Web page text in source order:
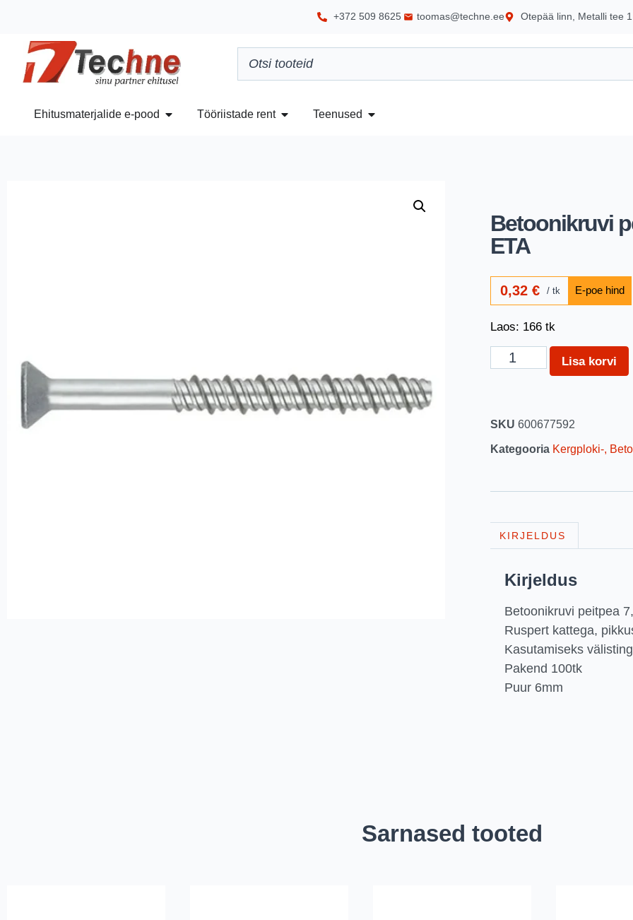
+372 509 8625 toomas@techne.ee Otepää linn, Metalli tee 1
Ehitusmaterjalide e-pood Tööriistade rent Teenused
Betoonikruvi
ETA
0,32€ tk
Laos: 166 tk
Lisa korvi
SKU 600677592
Kategooria Kergploki-,
KIRJELDUS
Kirjeldus
Betoonikruvi peitpea
Ruspert kattega,
Kasutamiseks
Pakend 100tk
Puur 6mm
Sarnased tooted